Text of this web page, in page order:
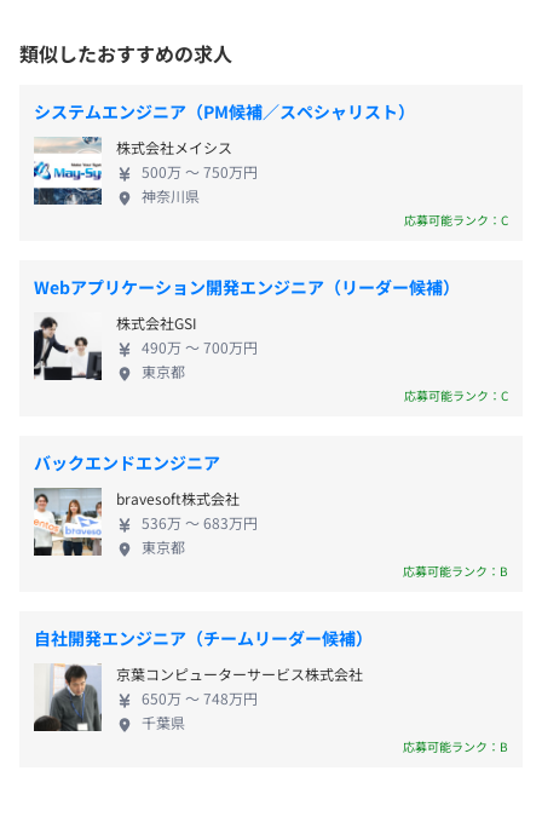
・大手生命保険会社向けAI診断アプリの開発
・大手プラント会社向け『Esplat』の導入
・大手印刷会社向け『Esplat』の導入
■メンター制度
担当業務に適したマシンを支給します。要望があれば個々
オブジェクト指向
・交通費（上限4万円）
・残業手当
・役職手当
賞与：年1回
社会保険完備（健康保険・厚生年金加入・雇用保険・労災
団体生命保険加入（全額会社負担）
差別化要素はAIアプリだけでなく、開発言語も、
React.js / Rust / Python / Electron を採用して開発を
促進しています。 アミフィアブルは、誰かが作った
これまでの常識・定説に疑問を持ち、自己の価値観
で物事を見ることを推奨します。そして、新しい価値
を産み出そうとする行動様式を評価します。 それ
は、人から眉を顰められる尖ったモーメンタムこそ
生み、世の中に必要なものになるのだろうと信じて
いるからです。 なぜやるのか、その答えは我々の中
にあります。 それ自身を自分で考え、前に進むこと
ができる仲間たちと一緒に答えを見つけませんか？
類似したおすすめの求人
システムエンジニア（PM候補／スペシャリスト）
株式会社メイシス
500万 〜 750万円
神奈川県
応募可能ランク：C
Webアプリケーション開発エンジニア（リーダー候補）
株式会社GSI
490万 〜 700万円
東京都
応募可能ランク：C
バックエンドエンジニア
bravesoft株式会社
536万 〜 683万円
東京都
応募可能ランク：B
自社開発エンジニア（チームリーダー候補）
京葉コンピューターサービス株式会社
650万 〜 748万円
千葉県
応募可能ランク：B